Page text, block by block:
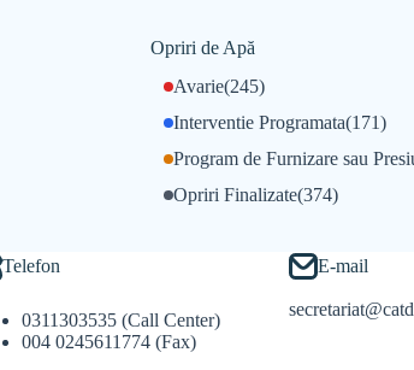
Opriri de Apă
Avarie(245)
Interventie Programata(171)
Opriri Finalizate(374)
Program de Furnizare sau
Telefon
0311303535 (Call Center)
004 0245611774 (Fax)
E-mail